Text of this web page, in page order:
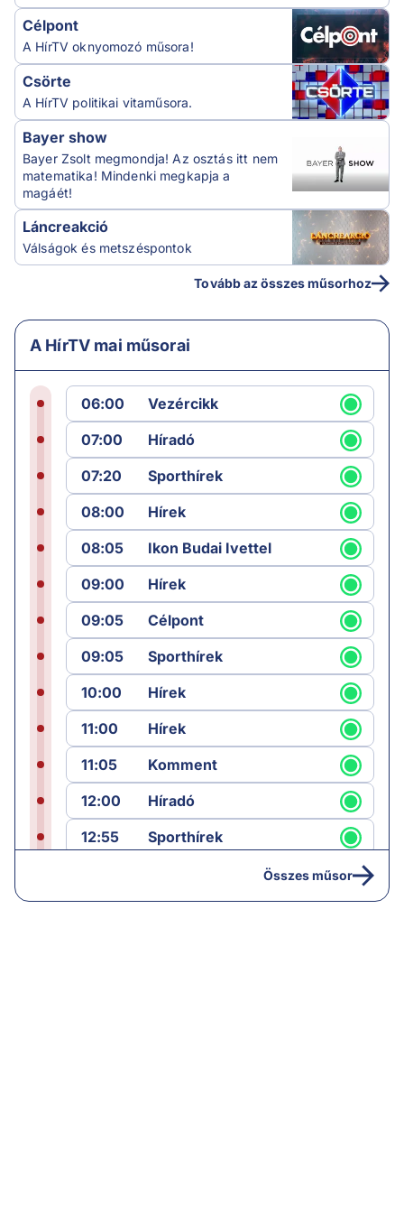
Célpont
A HírTV oknyomozó műsora!
Csörte
A HírTV politikai vitaműsora.
Bayer show
Bayer Zsolt megmondja! Az osztás itt nem
matematika! Mindenki megkapja a
magáét!
Láncreakció
Válságok és metszéspontok
Tovább az összes műsorhoz
A HírTV mai műsorai
06:00
Vezércikk
07:00
Híradó
07:20
Sporthírek
08:00
Hírek
08:05
Ikon Budai Ivettel
09:00
Hírek
09:05
Célpont
09:05
Sporthírek
10:00
Hírek
11:00
Hírek
11:05
Komment
12:00
Híradó
12:55
Sporthírek
Összes műsor